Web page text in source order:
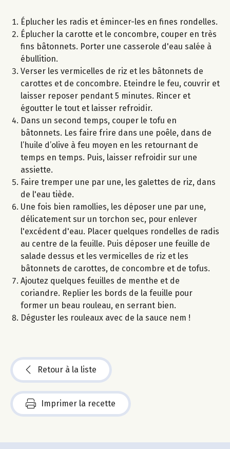
Éplucher les radis et émincer-les en fines rondelles.
Éplucher la carotte et le concombre, couper en très
fins bâtonnets. Porter une casserole d'eau salée à
ébullition.
Verser les vermicelles de riz et les bâtonnets de
carottes et de concombre. Eteindre le feu, couvrir et
laisser reposer pendant 5 minutes. Rincer et
égoutter le tout et laisser refroidir.
Dans un second temps, couper le tofu en
bâtonnets. Les faire frire dans une poêle​, dans​ de
l’huile d’olive à feu moyen en les retournant de
temps en temps. Puis, laisser refroidir sur une
assiette.
Faire tremper une par une, les galettes de riz, dans
de l'eau tiède.
Une fois bien ramollies, les déposer une par une,
délicatement sur un torchon sec, pour enlever
l'excédent d'eau. Placer quelques rondelles de radis
au centre de la feuille. Puis déposer une feuille de
salade dessus et les vermicelles de riz et les
bâtonnets de carottes, de concombre et de tofus.
Ajoutez quelques feuilles de menthe et de
coriandre. Replier les bords de la feuille pour
former un beau rouleau, en serrant bien.
Déguster les rouleaux avec de la sauce nem !
Retour à la liste
Imprimer la recette